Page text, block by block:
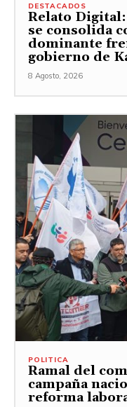
DESTACADOS
Relato
se consolida
dominante
gobierno de
8 Agosto, 2026
POLITICA
Ramal del
campaña
reforma